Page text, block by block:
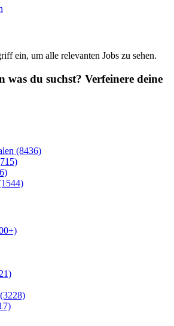
ein, um alle relevanten Jobs zu sehen.
was du suchst? Verfeinere deine
(8436)